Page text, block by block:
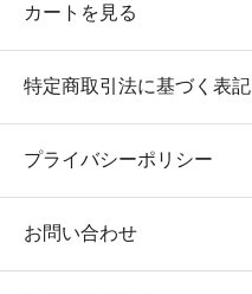
カートを見る
特定商取引法に基づく表記
プライバシーポリシー
お問い合わせ